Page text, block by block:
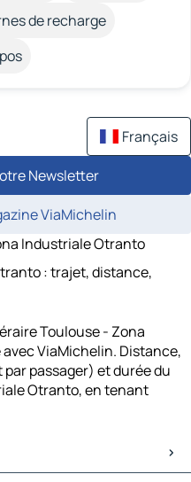
de recharge
Français
Newsletter
ViaMichelin
Industriale Otranto
: trajet, distance,
Toulouse - Zona
ViaMichelin. Distance,
passager) et durée du
Otranto, en tenant